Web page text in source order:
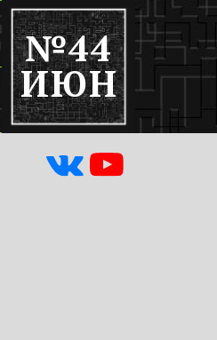
№44
ИЮН